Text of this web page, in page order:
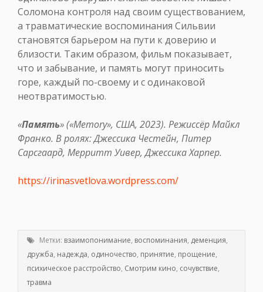
Соломона контроля над своим существованием,
а травматические воспоминания Сильвии
становятся барьером на пути к доверию и
близости. Таким образом, фильм показывает,
что и забывание, и память могут приносить
горе, каждый по-своему и с одинаковой
неотвратимостью.
«Память» («Memory», США, 2023). Режиссёр Майкл
Франко. В ролях: Джессика Честейн, Питер
Сарсгаард, Мерритт Уивер, Джессика Харпер.
https://irinasvetlova.wordpress.com/
Метки: взаимопонимание, воспоминания, деменция,
дружба, надежда, одиночество, принятие, прощение,
психическое расстройство, Смотрим кино, сочувствие,
травма